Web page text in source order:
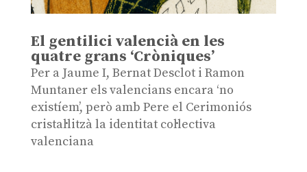
El gentilici valencià en les
quatre grans ‘Cròniques’
Per a Jaume I, Bernat Desclot i Ramon
Muntaner els valencians encara ‘no
existíem’, però amb Pere el Cerimoniós
cristal·litzà la identitat col·lectiva
valenciana